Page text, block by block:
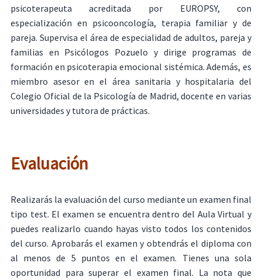
psicoterapeuta acreditada por EUROPSY, con
especialización en psicooncología, terapia familiar y de
pareja. Supervisa el área de especialidad de adultos, pareja y
familias en Psicólogos Pozuelo y dirige programas de
formación en psicoterapia emocional sistémica. Además, es
miembro asesor en el área sanitaria y hospitalaria del
Colegio Oficial de la Psicología de Madrid, docente en varias
universidades y tutora de prácticas.
Evaluación
Realizarás la evaluación del curso mediante un examen final
tipo test. El examen se encuentra dentro del Aula Virtual y
puedes realizarlo cuando hayas visto todos los contenidos
del curso. Aprobarás el examen y obtendrás el diploma con
al menos de 5 puntos en el examen. Tienes una sola
oportunidad para superar el examen final. La nota que